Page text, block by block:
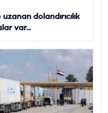
dolandırıcılık
var...